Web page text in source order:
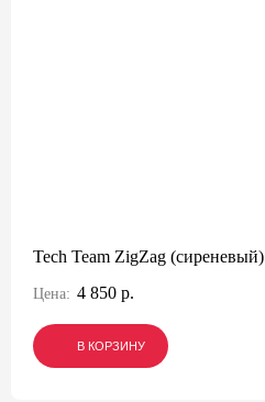
Tech Team ZigZag (сиреневый)
Цена: 4 850 р.
В КОРЗИНУ
В КОРЗИНУ
В КОРЗИНУ